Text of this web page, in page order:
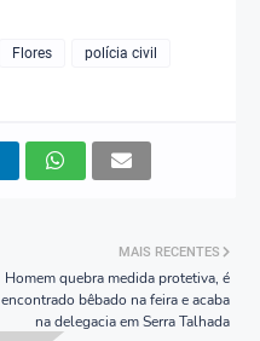
Flores
polícia civil
MAIS RECENTES
Homem quebra medida protetiva, é
encontrado bêbado na feira e acaba
na delegacia em Serra Talhada